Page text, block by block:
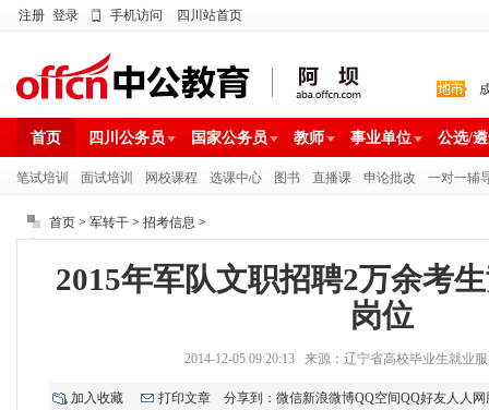
注册 登录 手机访问 四川站首页
首页 四川公务员 国家公务员 教师 事业单位 公选/
笔试培训 面试培训 网校课程 选课中心 图书 直播课 申论批改 一对一辅
首页 > 军转干 > 招考信息 >
2015年军队文职招聘2万余考
岗位
2014-12-05 09:20:13 来源：辽宁省高校毕业生就业
加入收藏 打印文章 分享到： 微信新浪微博QQ空间QQ好友人人网